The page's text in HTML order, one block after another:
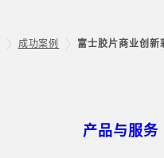
成功案例 富士胶片商业创新
产品与服务